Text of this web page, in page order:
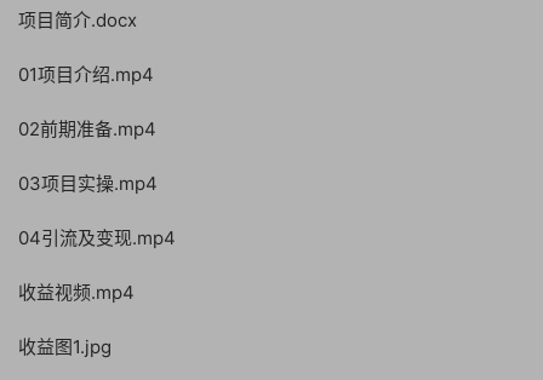
项目简介.docx
01项目介绍.mp4
02前期准备.mp4
03项目实操.mp4
04引流及变现.mp4
收益视频.mp4
收益图1.jpg